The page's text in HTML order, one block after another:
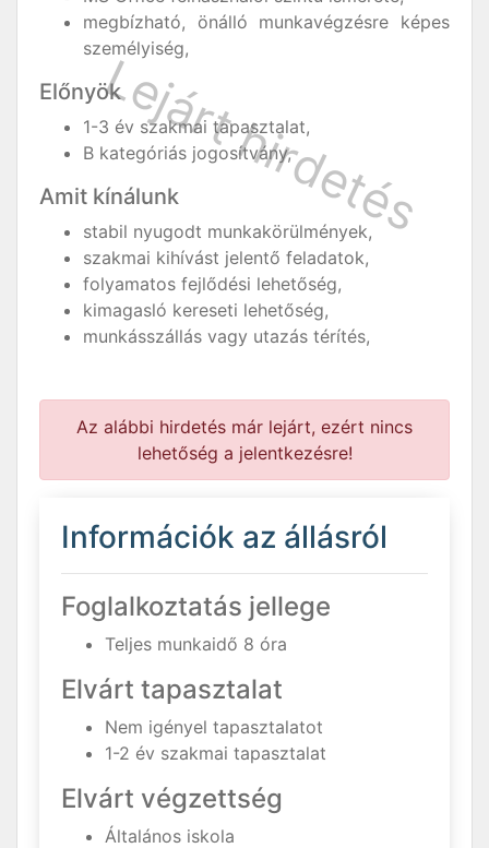
megbízható, önálló munkavégzésre képes
személyiség,
Előnyök
1-3 év szakmai tapasztalat,
B kategóriás jogosítvány,
Amit kínálunk
stabil nyugodt munkakörülmények,
szakmai kihívást jelentő feladatok,
folyamatos fejlődési lehetőség,
kimagasló kereseti lehetőség,
munkásszállás vagy utazás térítés,
Az alábbi hirdetés már lejárt, ezért nincs
lehetőség a jelentkezésre!
Információk az állásról
Foglalkoztatás jellege
Teljes munkaidő 8 óra
Elvárt tapasztalat
Nem igényel tapasztalatot
1-2 év szakmai tapasztalat
Elvárt végzettség
Általános iskola